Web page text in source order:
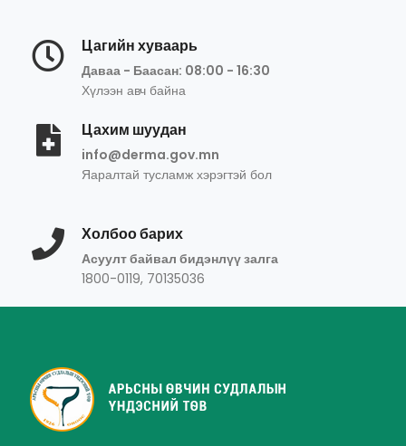
Цагийн хуваарь
Даваа - Баасан: 08:00 - 16:30
Хүлээн авч байна
Цахим шуудан
info@derma.gov.mn
Яаралтай тусламж хэрэгтэй бол
Холбоо барих
Асуулт байвал бидэнлүү залга
1800-0119, 70135036